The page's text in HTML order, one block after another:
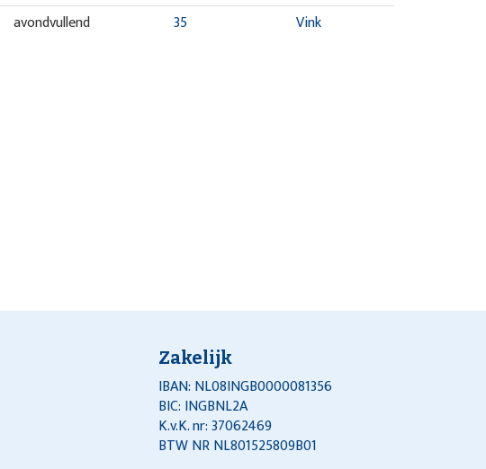
avondvullend 35 Vink
Zakelijk
IBAN: NL08INGB0000081356
BIC: INGBNL2A
K.v.K. nr: 37062469
BTW NR NL801525809B01